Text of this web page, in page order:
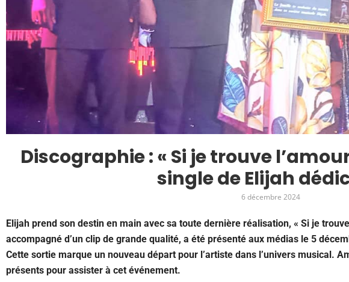
Discographie : « Si je trouve
single de Elijah
6 décembre 2024
Elijah prend son destin en main avec sa toute dernière réalisation, « Si je
accompagné d’un clip de grande qualité, a été présenté aux médias le 5
Cette sortie marque un nouveau départ pour l’artiste dans l’univers musical.
présents pour assister à cet événement.